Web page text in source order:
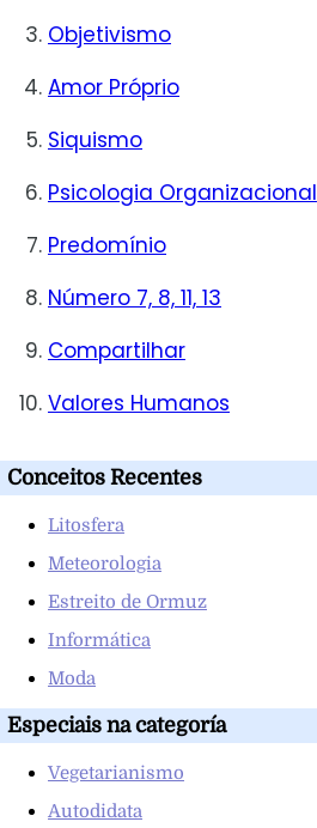
Objetivismo
Amor Próprio
Siquismo
Psicologia Organizacional
Predomínio
Número 7, 8, 11, 13
Compartilhar
Valores Humanos
Conceitos Recentes
Litosfera
Meteorologia
Estreito de Ormuz
Informática
Moda
Especiais na categoría
Vegetarianismo
Autodidata